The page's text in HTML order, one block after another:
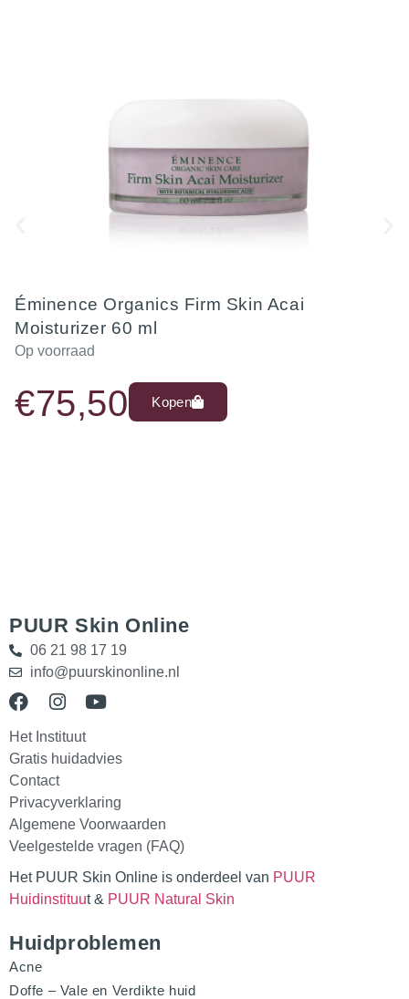
Éminence Organics Firm Skin Acai
Moisturizer 60 ml
Op voorraad
€75,50 Kopen
PUUR Skin Online
06 21 98 17 19
info@puurskinonline.nl
Het Instituut
Gratis huidadvies
Contact
Privacyverklaring
Algemene Voorwaarden
Veelgestelde vragen (FAQ)
Het PUUR Skin Online is onderdeel van PUUR
Huidinstituut & PUUR Natural Skin
Huidproblemen
Acne
Doffe – Vale en Verdikte huid